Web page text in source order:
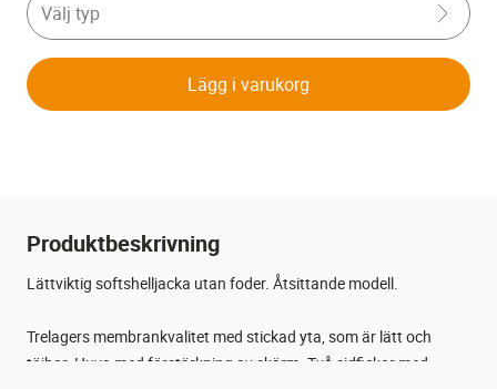
Välj typ
Lägg i varukorg
Produktbeskrivning
Lättviktig softshelljacka utan foder. Åtsittande modell.
Trelagers membrankvalitet med stickad yta, som är lätt och
töjbar. Huva med förstärkning av skärm. Två sidfickor med